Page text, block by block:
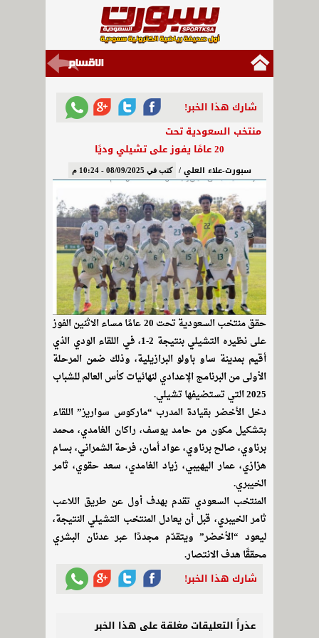
شارك هذا الخبر!
منتخب السعودية تحت
20 عامًا يفوز على تشيلي وديًا
سبورت-علاء العلي / كتب في 08/09/2025 - 10:24 م
حقق منتخب السعودية تحت 20 عامًا مساء الاثنين الفوز
على نظيره التشيلي بنتيجة 2-1، في اللقاء الودي الذي
أقيم بمدينة ساو باولو البرازيلية، وذلك ضمن المرحلة
الأولى من البرنامج الإعدادي لنهائيات كأس العالم للشباب
2025 التي تستضيفها تشيلي.
دخل الأخضر بقيادة المدرب “ماركوس سواريز” اللقاء
بتشكيل مكون من حامد يوسف، راكان الغامدي، محمد
برناوي، صالح برناوي، عواد أمان، فرحة الشمراني، بسام
هزازي، عمار اليهيبي، زياد الغامدي، سعد حقوي، ثامر
الخيبري.
المنتخب السعودي تقدم بهدف أول عن طريق اللاعب
ثامر الخيبري، قبل أن يعادل المنتخب التشيلي النتيجة،
ليعود “الأخضر” ويتقدّم مجددًا عبر عدنان البشري
محققًا هدف الانتصار.
شارك هذا الخبر!
عذراً التعليقات مغلقة على هذا الخبر